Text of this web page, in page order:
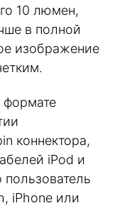
10 люмен,
в полной
изображение
формате
коннектора,
iPod и
пользователь
iPhone или